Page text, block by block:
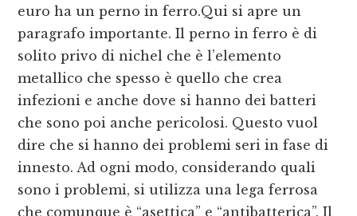
euro ha un perno in ferro.Qui si apre un
paragrafo importante. Il perno in ferro è di
solito privo di nichel che è l’elemento
metallico che spesso è quello che crea
infezioni e anche dove si hanno dei batteri
che sono poi anche pericolosi. Questo vuol
dire che si hanno dei problemi seri in fase di
innesto. Ad ogni modo, considerando quali
sono i problemi, si utilizza una lega ferrosa
che comunque è “asettica” e “antibatterica”. Il